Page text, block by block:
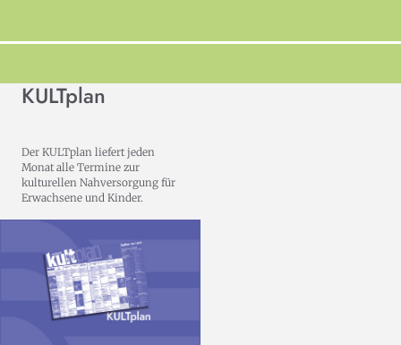
KULTplan
Der KULTplan liefert jeden
Monat alle Termine zur
kulturellen Nahversorgung für
Erwachsene und Kinder.